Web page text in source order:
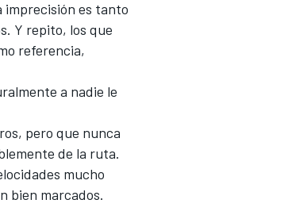
imprecisión es tanto
Y repito, los que
referencia,
a nadie le
pero que nunca
de la ruta.
mucho
bien marcados.